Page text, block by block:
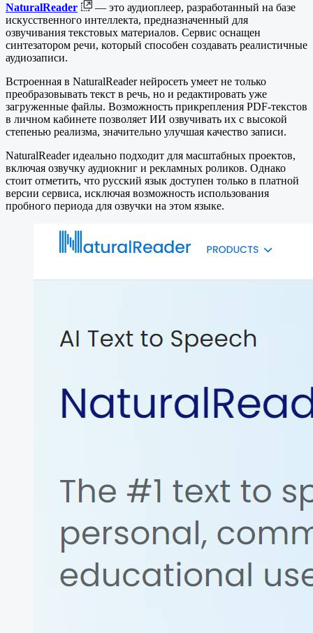
NaturalReader
— это аудиоплеер, разработанный на базе
искусственного интеллекта, предназначенный для
озвучивания текстовых материалов. Сервис оснащен
синтезатором речи, который способен создавать реалистичные
аудиозаписи.
Встроенная в NaturalReader нейросеть умеет не только
преобразовывать текст в речь, но и редактировать уже
загруженные файлы. Возможность прикрепления PDF-текстов
в личном кабинете позволяет ИИ озвучивать их с высокой
степенью реализма, значительно улучшая качество записи.
NaturalReader идеально подходит для масштабных проектов,
включая озвучку аудиокниг и рекламных роликов. Однако
стоит отметить, что русский язык доступен только в платной
версии сервиса, исключая возможность использования
пробного периода для озвучки на этом языке.